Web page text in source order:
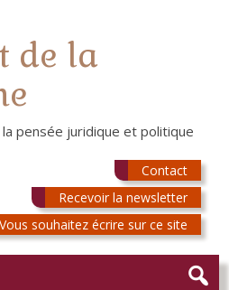
de la
pensée juridique et politique
Contact
Recevoir la newsletter
Vous souhaitez écrire sur ce site